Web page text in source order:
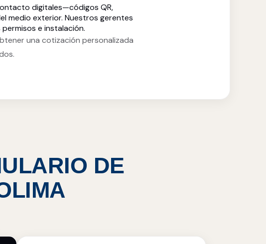
digitales—códigos QR,
medio exterior. Nuestros gerentes
e instalación.
una cotización personalizada
DE